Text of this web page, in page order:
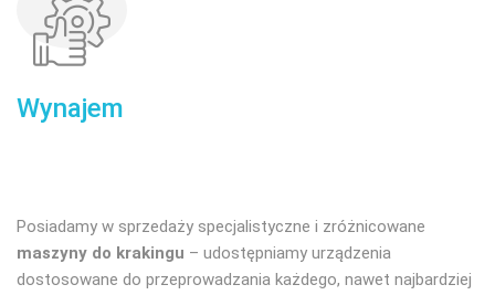
Wynajem
Posiadamy w sprzedaży specjalistyczne i zróżnicowane
maszyny do krakingu – udostępniamy urządzenia
dostosowane do przeprowadzania każdego, nawet najbardziej